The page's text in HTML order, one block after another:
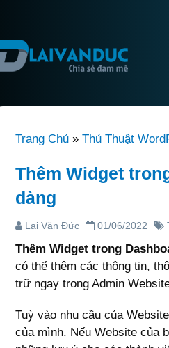
Trang Chủ »Thủ Thuật
Thêm Widget
dàng
Lại Văn Đức 01/06/2022
Thêm Widget trong
có thể thêm các thông tin,
trữ ngay trong Admin
Tuỳ vào nhu cầu của
của mình. Nếu Website của